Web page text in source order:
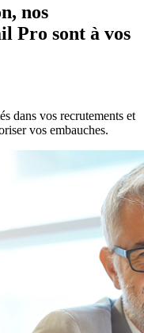
nos
Pro sont à vos
dans vos recrutements et
vos embauches.